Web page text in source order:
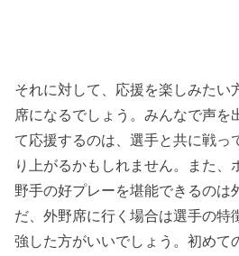
それに対して、応援を楽しみたい
席になるでしょう。みんなで声を
て応援するのは、選手と共に戦っ
り上がるかもしれません。また、
野手の好プレーを堪能できるのは
だ、外野席に行く場合は選手の特
強した方がいいでしょう。初めて